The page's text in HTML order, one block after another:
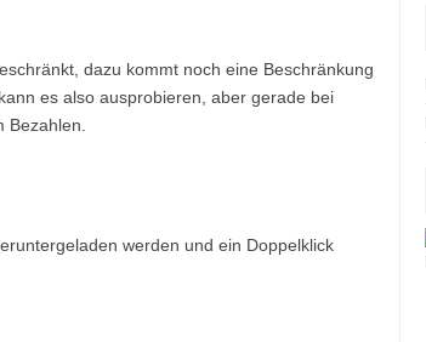
dazu kommt noch eine Beschränkung
es also ausprobieren, aber gerade bei
werden und ein Doppelklick